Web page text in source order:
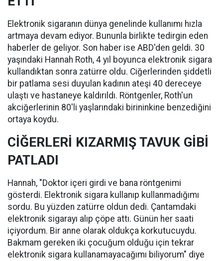
Elektronik sigaranın dünya genelinde kullanımı hızla
artmaya devam ediyor. Bununla birlikte tedirgin eden
haberler de geliyor. Son haber ise ABD'den geldi. 30
yaşındaki Hannah Roth, 4 yıl boyunca elektronik sigara
kullandıktan sonra zatürre oldu. Ciğerlerinden şiddetli
bir patlama sesi duyulan kadının ateşi 40 dereceye
ulaştı ve hastaneye kaldırıldı. Röntgenler, Roth'un
akciğerlerinin 80'li yaşlarındaki birininkine benzediğini
ortaya koydu.
CİĞERLERİ KIZARMIŞ TAVUK GİBİ
PATLADI
Hannah, "Doktor içeri girdi ve bana röntgenimi
gösterdi. Elektronik sigara kullanıp kullanmadığımı
sordu. Bu yüzden zatürre oldun dedi. Çantamdaki
elektronik sigarayı alıp çöpe attı. Günün her saati
içiyordum. Bir anne olarak oldukça korkutucuydu.
Bakmam gereken iki çocuğum olduğu için tekrar
elektronik sigara kullanamayacağımı biliyorum" diye